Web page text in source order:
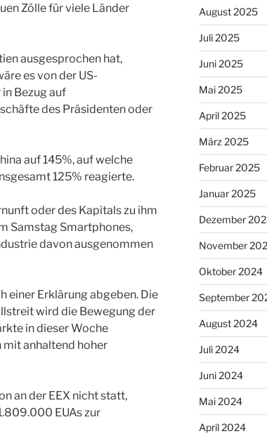
Zölle für viele Länder
ausgesprochen hat,
es von der US-
Bezug auf
des Präsidenten oder
auf 145%, auf welche
125% reagierte.
oder des Kapitals zu ihm
Samstag Smartphones,
davon ausgenommen
einer Erklärung abgeben. Die
wird die Bewegung der
in dieser Woche
mit anhaltend hoher
an der EEX nicht statt,
EUAs zur
August 2025
Juli 2025
Juni 2025
Mai 2025
April 2025
März 2025
Februar 2025
Januar 2025
Dezember
November
Oktober 2024
September
August 2024
Juli 2024
Juni 2024
Mai 2024
April 2024